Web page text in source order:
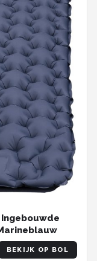
BEKIJK OP BOL